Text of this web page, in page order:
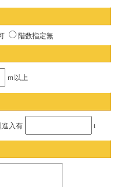
階数指定無
ｍ以上
進入有 t